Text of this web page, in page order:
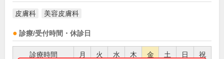
皮膚科 美容皮膚科
診療/受付時間・休診日
診療時間 月 火 水 木 金 土 日 祝